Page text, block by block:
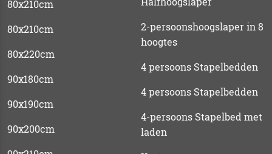
80x210cm
80x210cm
80x220cm
90x180cm
90x190cm
90x200cm
2-persoonshoogslaper in 8
hoogtes
4 persoons Stapelbedden
4 persoons Stapelbedden
4-persoons Stapelbed met
laden